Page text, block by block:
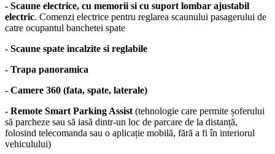
- Scaune electrice, cu memorii si cu suport lombar ajustabil
electric. Comenzi electrice pentru reglarea scaunului pasagerului de
catre ocupantul banchetei spate
- Scaune spate incalzite si reglabile
- Trapa panoramica
- Camere 360 (fata, spate, laterale)
- Remote Smart Parking Assist (tehnologie care permite șoferului
să parcheze sau să iasă dintr-un loc de parcare de la distanță,
folosind telecomanda sau o aplicație mobilă, fără a fi în interiorul
vehiculului)